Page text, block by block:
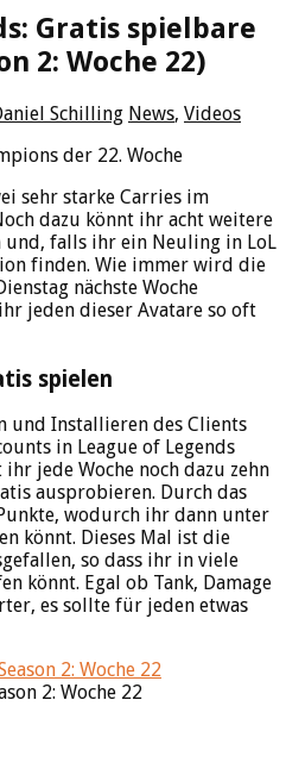
Gratis spielbare
2: Woche 22)
Schilling News, Videos
sehr starke Carries im
dazu könnt ihr acht weitere
falls ihr ein Neuling in LoL
finden. Wie immer wird die
nächste Woche
jeden dieser Avatare so oft
spielen
und Installieren des Clients
in League of Legends
jede Woche noch dazu zehn
ausprobieren. Durch das
wodurch ihr dann unter
könnt. Dieses Mal ist die
so dass ihr in viele
könnt. Egal ob Tank, Damage
es sollte für jeden etwas
2: Woche 22